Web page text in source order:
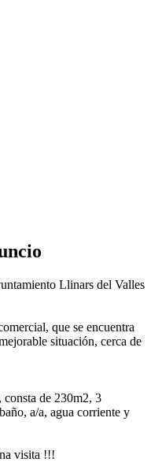
Llinars del Valles
que se encuentra
situación, cerca de
consta de 230m2, 3
a/a, agua corriente y
visita !!!